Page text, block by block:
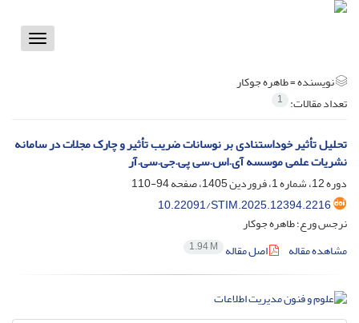
Toggle
نویسنده =طاهره جوکار
تعداد مقالات: 1
تحلیل تأثیر خوداستنادی بر نوسانات ضریب تأثیر و چارک مجلات در سامانه
نشریات علمی موسسه آی.اس.سی پی.جی.سی.آر
دوره 12، شماره 1، فروردین 1405، صفحه
94-110
10.22091/STIM.2025.12394.2216
نرجس ورع؛ طاهره جوکار
مشاهده مقاله
اصل مقاله 1.94 M